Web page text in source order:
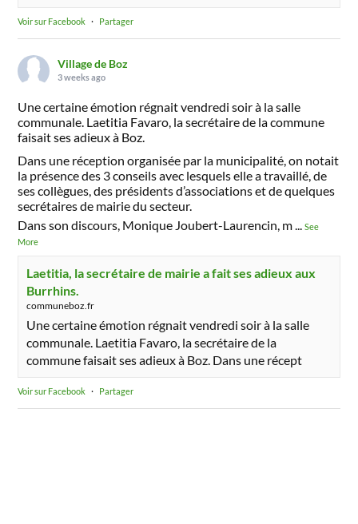
Voir sur Facebook · Partager
Village de Boz
3 weeks ago
Une certaine émotion régnait vendredi soir à la salle
communale. Laetitia Favaro, la secrétaire de la commune
faisait ses adieux à Boz.
Dans une réception organisée par la municipalité, on notait
la présence des 3 conseils avec lesquels elle a travaillé, de
ses collègues, des présidents d’associations et de quelques
secrétaires de mairie du secteur.
Dans son discours, Monique Joubert-Laurencin, m...See
More
Laetitia, la secrétaire de mairie a fait ses adieux aux
Burrhins.
communeboz.fr
Une certaine émotion régnait vendredi soir à la salle
communale. Laetitia Favaro, la secrétaire de la
commune faisait ses adieux à Boz. Dans une récept
Voir sur Facebook · Partager